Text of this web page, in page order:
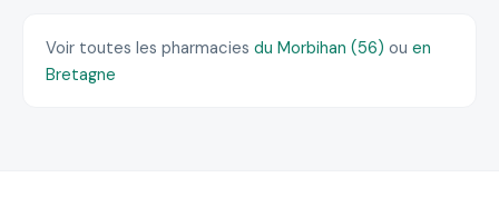
Voir toutes les pharmacies du Morbihan (56) ou en
Bretagne